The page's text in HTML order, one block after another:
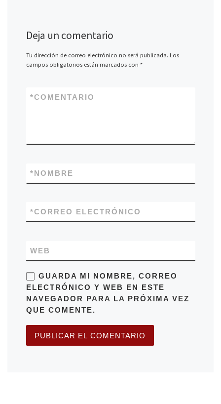
Deja un comentario
Tu dirección de correo electrónico no será publicada. Los
campos obligatorios están marcados con *
COMENTARIO
*
NOMBRE
*
CORREO ELECTRÓNICO
*
WEB
GUARDA MI NOMBRE, CORREO
ELECTRÓNICO Y WEB EN ESTE
NAVEGADOR PARA LA PRÓXIMA VEZ
QUE COMENTE.